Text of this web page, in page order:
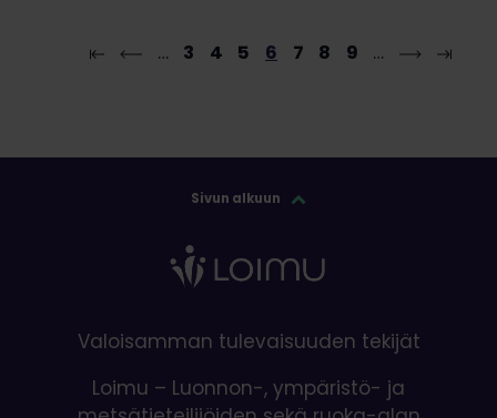
… 3 4 5 6 7 8 9 …
Sivun alkuun
Valoisamman tulevaisuuden tekijät
Loimu – Luonnon-, ympäristö- ja